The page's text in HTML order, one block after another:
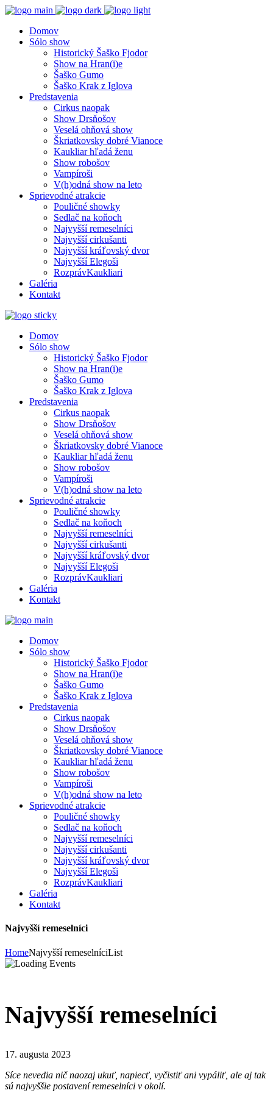
Domov
Sólo show
Historický Šaško Fjodor
Show na Hran(i)e
Šaško Gumo
Šaško Krak z Iglova
Predstavenia
Cirkus naopak
Show Drsňošov
Veselá ohňová show
Škriatkovsky dobré Vianoce
Kaukliar hľadá ženu
Show robošov
Vampíroši
V(h)odná show na leto
Sprievodné atrakcie
Pouličné showky
Sedlač na koňoch
Najvyšší remeselníci
Najvyšší cirkušanti
Najvyšší kráľovský dvor
Najvyšší Elegoši
RozprávKaukliari
Galéria
Kontakt
Domov
Sólo show
Historický Šaško Fjodor
Show na Hran(i)e
Šaško Gumo
Šaško Krak z Iglova
Predstavenia
Cirkus naopak
Show Drsňošov
Veselá ohňová show
Škriatkovsky dobré Vianoce
Kaukliar hľadá ženu
Show robošov
Vampíroši
V(h)odná show na leto
Sprievodné atrakcie
Pouličné showky
Sedlač na koňoch
Najvyšší remeselníci
Najvyšší cirkušanti
Najvyšší kráľovský dvor
Najvyšší Elegoši
RozprávKaukliari
Galéria
Kontakt
Domov
Sólo show
Historický Šaško Fjodor
Show na Hran(i)e
Šaško Gumo
Šaško Krak z Iglova
Predstavenia
Cirkus naopak
Show Drsňošov
Veselá ohňová show
Škriatkovsky dobré Vianoce
Kaukliar hľadá ženu
Show robošov
Vampíroši
V(h)odná show na leto
Sprievodné atrakcie
Pouličné showky
Sedlač na koňoch
Najvyšší remeselníci
Najvyšší cirkušanti
Najvyšší kráľovský dvor
Najvyšší Elegoši
RozprávKaukliari
Galéria
Kontakt
Najvyšší remeselníci
HomeNajvyšší remeselníciList
Najvyšší remeselníci
17. augusta 2023
Síce nevedia nič naozaj ukuť, napiecť, vyčistiť ani vypáliť, ale aj tak
sú najvyššie postavení remeselníci v okolí.